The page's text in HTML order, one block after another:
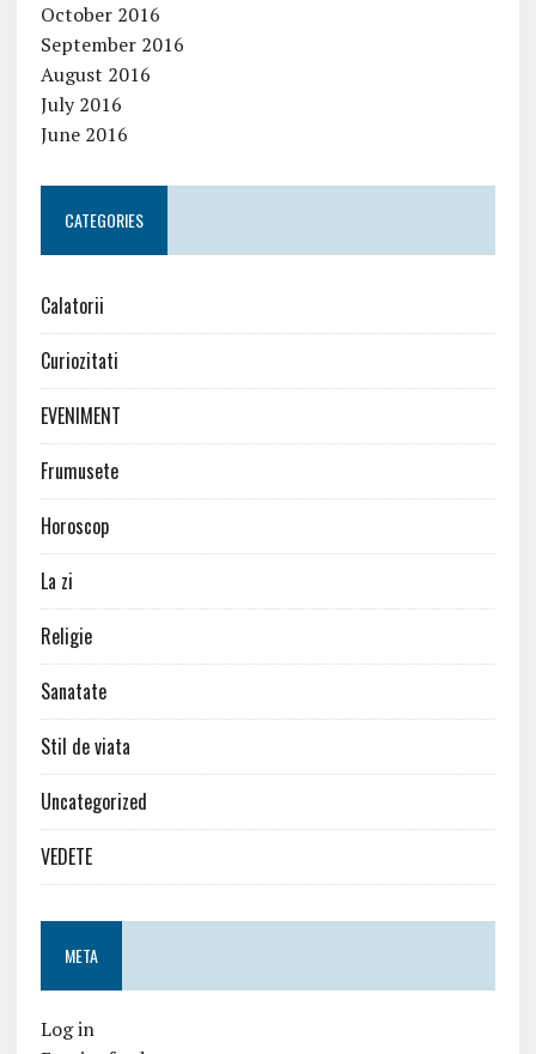
October 2016
September 2016
August 2016
July 2016
June 2016
CATEGORIES
Calatorii
Curiozitati
EVENIMENT
Frumusete
Horoscop
La zi
Religie
Sanatate
Stil de viata
Uncategorized
VEDETE
META
Log in